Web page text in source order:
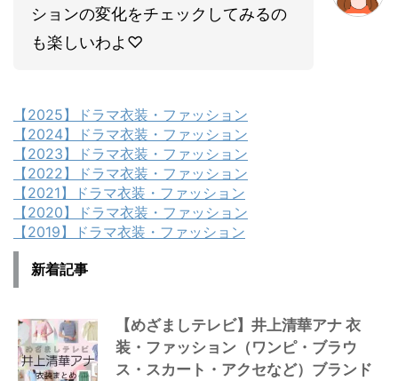
ションの変化をチェックしてみるの
も楽しいわよ♡
【2025】ドラマ衣装・ファッション
【2024】ドラマ衣装・ファッション
【2023】ドラマ衣装・ファッション
【2022】ドラマ衣装・ファッション
【2021】ドラマ衣装・ファッション
【2020】ドラマ衣装・ファッション
【2019】ドラマ衣装・ファッション
新着記事
【めざましテレビ】井上清華アナ 衣
装・ファッション（ワンピ・ブラウ
ス・スカート・アクセなど）ブランド